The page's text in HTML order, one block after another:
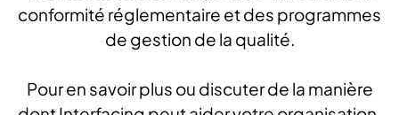
conformité réglementaire et des programmes
de gestion de la qualité.
Pour en savoir plus ou discuter de la manière